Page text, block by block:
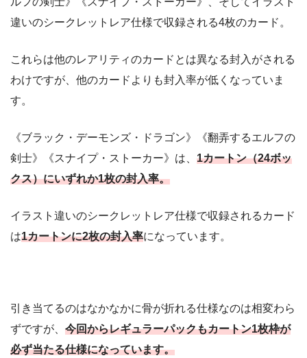
違いのシークレットレア仕様で収録される4枚のカード。
これらは他のレアリティのカードとは異なる封入がされる
わけですが、他のカードよりも封入率が低くなっていま
す。
《ブラック・デーモンズ・ドラゴン》《翻弄するエルフの
剣士》《スナイプ・ストーカー》は、 1カートン（24ボッ
クス）にいずれか1枚の封入率。
イラスト違いのシークレットレア仕様で収録されるカード
は1カートンに2枚の封入率になっています。
引き当てるのはなかなかに骨が折れる仕様なのは相変わら
ずですが、 今回からレギュラーパックもカートン1枚枠が
必ず当たる仕様になっています。